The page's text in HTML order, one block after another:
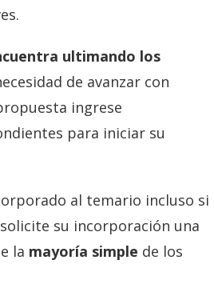
ultimando los
de avanzar con
ingrese
para iniciar su
al temario incluso si
su incorporación una
la mayoría simple de los